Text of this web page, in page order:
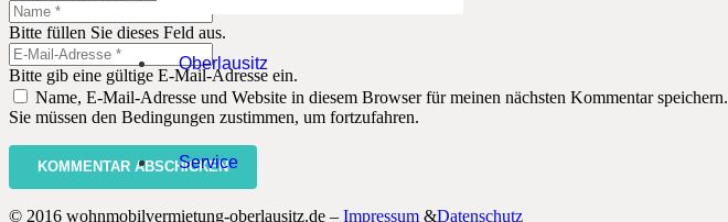
Oberlausitz
Service
Bitte füllen Sie dieses Feld aus.
Bitte gib eine gültige E-Mail-Adresse ein.
Name, E-Mail-Adresse und Website in diesem Browser für meinen nächsten Kommentar speichern.
Sie müssen den Bedingungen zustimmen, um fortzufahren.
KOMMENTAR ABSCHICKEN
© 2016 wohnmobilvermietung-oberlausitz.de – Impressum &Datenschutz